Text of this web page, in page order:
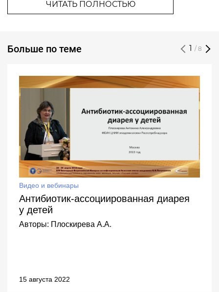
ЧИТАТЬ ПОЛНОСТЬЮ
Больше по теме / 8
Видео и вебинары
Антибиотик-ассоциированная диарея
у детей
Авторы: Плоскирева А.А.
15 августа 2022